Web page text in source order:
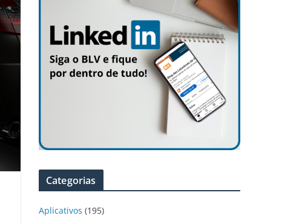
Categorias
Aplicativos (195)